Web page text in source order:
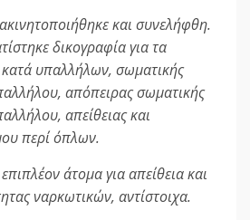
και συνελήφθη.
δικογραφία για τα
κατά υπαλλήλων, σωματικής
απόπειρας σωματικής
απείθειας και
περί όπλων.
άτομα για απείθεια και
ναρκωτικών, αντίστοιχα.